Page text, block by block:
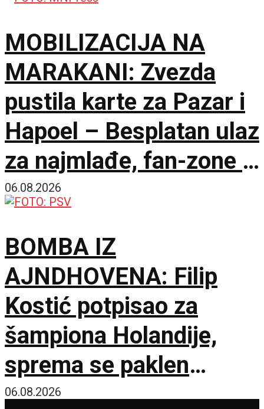
MOBILIZACIJA NA
MARAKANI: Zvezda
pustila karte za Pazar i
Hapoel – Besplatan ulaz
za najmlađe, fan-zone i
besplatna karta za
06.08.2026
BOMBA IZ
AJNDHOVENA: Filip
Kostić potpisao za
šampiona Holandije,
sprema se paklen
tandem na krilnim
06.08.2026